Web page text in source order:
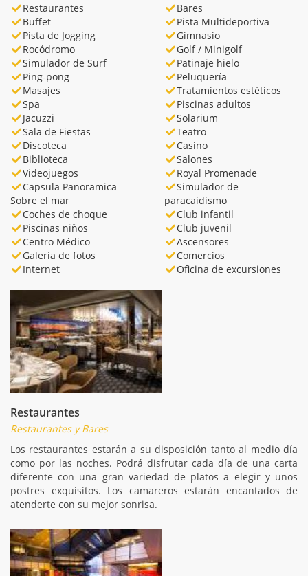
Restaurantes
Bares
Buffet
Pista Multideportiva
Pista de Jogging
Gimnasio
Rocódromo
Golf / Minigolf
Simulador de Surf
Patinaje hielo
Ping-pong
Peluquería
Masajes
Tratamientos estéticos
Spa
Piscinas adultos
Jacuzzi
Solarium
Sala de Fiestas
Teatro
Discoteca
Casino
Biblioteca
Salones
Videojuegos
Royal Promenade
Capsula Panoramica
Sobre el mar
Simulador de
paracaidismo
Coches de choque
Club infantil
Piscinas niños
Club juvenil
Centro Médico
Ascensores
Galería de fotos
Comercios
Internet
Oficina de excursiones
Restaurantes
Restaurantes y Bares
Los restaurantes estarán a su disposición tanto al medio día
como por las noches. Podrá disfrutar cada día de una carta
diferente con una gran variedad de platos a elegir y unos
postres exquisitos. Los camareros estarán encantados de
atenderte con su mejor sonrisa.